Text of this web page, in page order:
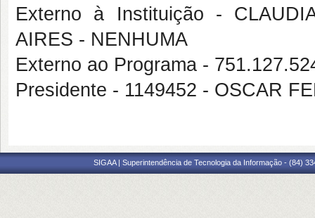
Externo à Instituição -
AIRES - NENHUMA
Externo ao Programa -
Presidente - 1149452 - OSCAR
SIGAA | Superintendência de Tecnologia da Informação - (84)